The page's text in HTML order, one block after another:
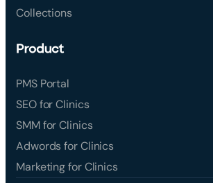
Collections
Product
PMS Portal
SEO for Clinics
SMM for Clinics
Adwords for Clinics
Marketing for Clinics